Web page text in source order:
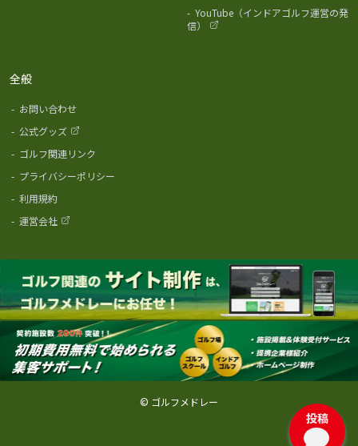
投稿
- YouTube（インドアゴルフ運営の発
信）
全般
- お問い合わせ
- 公式グッズ
- ゴルフ関連リンク
- プライバシーポリシー
- 利用規約
- 運営会社
© ゴルフメドレー